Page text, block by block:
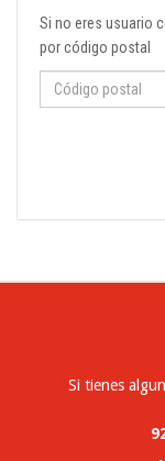
Si no eres usuario
por código postal
Si tienes